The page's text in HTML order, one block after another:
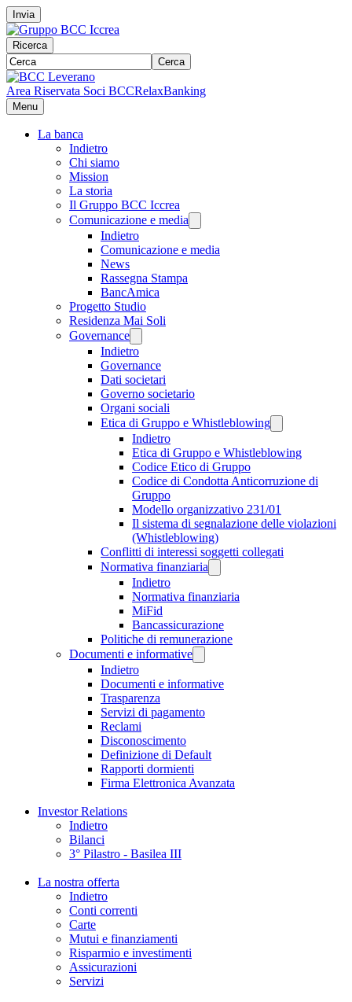
Invia
Ricerca
Cerca
Area Riservata Soci BCCRelaxBanking
Menu
La banca
Indietro
Chi siamo
Mission
La storia
Il Gruppo BCC Iccrea
Comunicazione e media
Indietro
Comunicazione e media
News
Rassegna Stampa
BancAmica
Progetto Studio
Residenza Mai Soli
Governance
Indietro
Governance
Dati societari
Governo societario
Organi sociali
Etica di Gruppo e Whistleblowing
Indietro
Etica di Gruppo e Whistleblowing
Codice Etico di Gruppo
Codice di Condotta Anticorruzione di
Gruppo
Modello organizzativo 231/01
Il sistema di segnalazione delle violazioni
(Whistleblowing)
Conflitti di interessi soggetti collegati
Normativa finanziaria
Indietro
Normativa finanziaria
MiFid
Bancassicurazione
Politiche di remunerazione
Documenti e informative
Indietro
Documenti e informative
Trasparenza
Servizi di pagamento
Reclami
Disconoscimento
Definizione di Default
Rapporti dormienti
Firma Elettronica Avanzata
Investor Relations
Indietro
Bilanci
3° Pilastro - Basilea III
La nostra offerta
Indietro
Conti correnti
Carte
Mutui e finanziamenti
Risparmio e investimenti
Assicurazioni
Servizi